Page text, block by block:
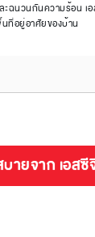
ะฉนวนกันความร้อน เ
ที่อยู่อาศัยของบ้าน
ายจาก เอสซี